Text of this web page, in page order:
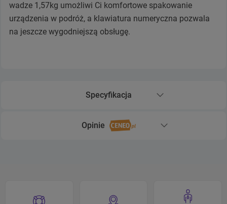
wadze 1,57kg umożliwi Ci komfortowe spakowanie
urządzenia w podróż, a klawiatura numeryczna pozwala
na jeszcze wygodniejszą obsługę.
Specyfikacja
Rozwiń sekcję Specyfikacja
Opinie
Rozwiń sekcję Opinie